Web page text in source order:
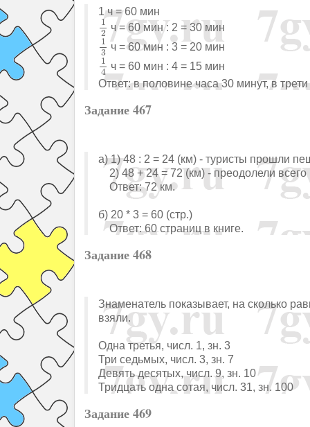
1 ч = 60 мин
1
2
12
ч = 60 мин : 2 = 30 мин
1
3
1 3
ч = 60 мин : 3 = 20 мин
1
4
1
ч = 60 мин : 4 = 15 мин
Ответ: в половине часа 30 минут, в
Задание 467
а) 1) 48 : 2 = 24 (км) - туристы прошли
2) 48 + 24 = 72 (км) - преодолели всего
Ответ: 72 км.
б) 20 * 3 = 60 (стр.)
Ответ: 60 страниц в книге.
Задание 468
Знаменатель показывает, на сколько
взяли.
Одна третья, числ. 1, зн. 3
Три седьмых, числ. 3, зн. 7
Девять десятых, числ. 9, зн. 10
Тридцать одна сотая, числ. 31, зн. 100
Задание 469